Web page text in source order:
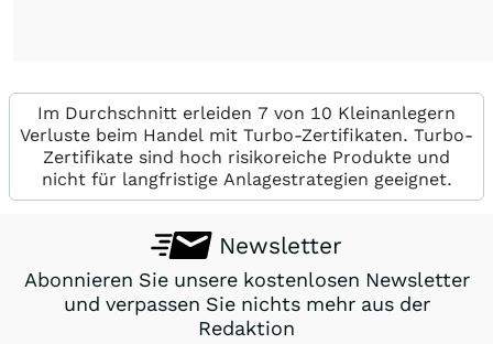
Im Durchschnitt erleiden 7 von 10 Kleinanlegern
Verluste beim Handel mit Turbo-Zertifikaten. Turbo-
Zertifikate sind hoch risikoreiche Produkte und
nicht für langfristige Anlagestrategien geeignet.
Newsletter
Abonnieren Sie unsere kostenlosen Newsletter
und verpassen Sie nichts mehr aus der
Redaktion